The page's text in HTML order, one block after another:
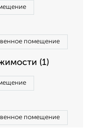
помещение
(1)
помещение